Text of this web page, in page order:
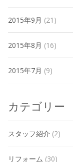
2015年9月 (21)
2015年8月 (16)
2015年7月 (9)
カテゴリー
スタッフ紹介 (2)
リフォーム (30)